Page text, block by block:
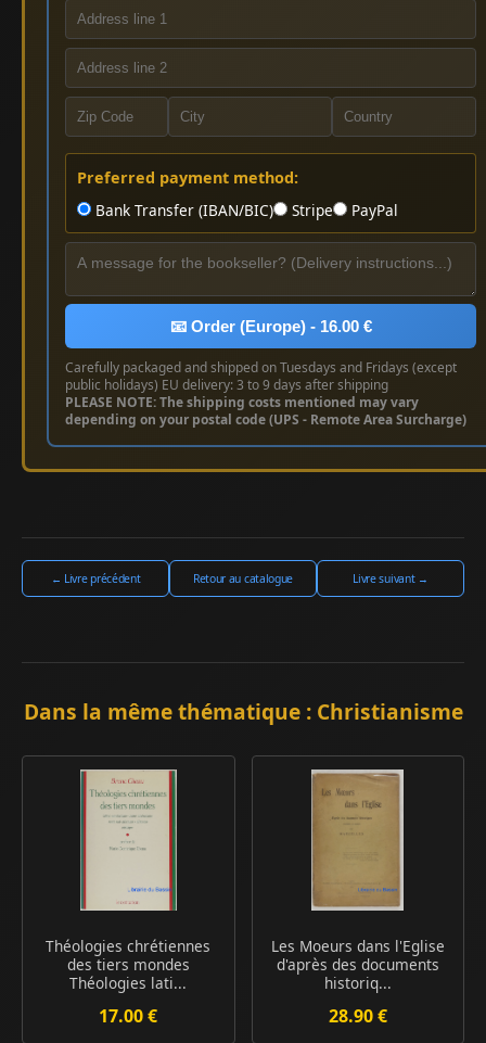
Preferred payment method:
Bank Transfer (IBAN/BIC)
Stripe PayPal
📧 Order (Europe) - 16.00 €
Carefully packaged and shipped on Tuesdays and Fridays (except
public holidays) EU delivery: 3 to 9 days after shipping
PLEASE NOTE: The shipping costs mentioned may vary
depending on your postal code (UPS - Remote Area Surcharge)
← Livre précédent Retour au catalogue Livre suivant →
Dans la même thématique : Christianisme
Théologies chrétiennes
des tiers mondes
Théologies lati...
17.00 €
Les Moeurs dans l'Eglise
d'après des documents
historiq...
28.90 €